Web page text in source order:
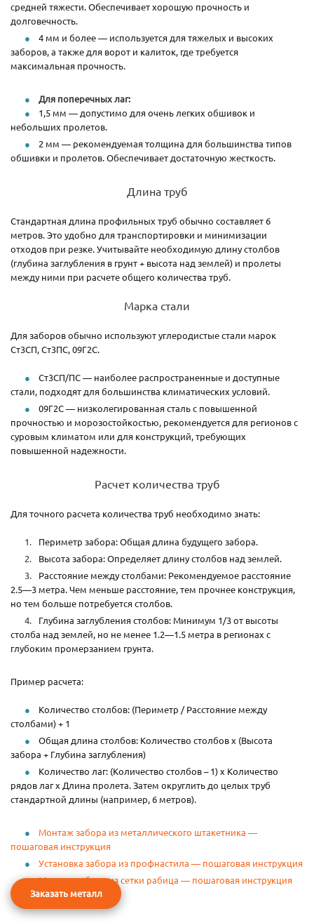
средней тяжести. Обеспечивает хорошую прочность и
долговечность.
4 мм и более — используется для тяжелых и высоких
заборов, а также для ворот и калиток, где требуется
максимальная прочность.
Для поперечных лаг:
1,5 мм — допустимо для очень легких обшивок и
небольших пролетов.
2 мм — рекомендуемая толщина для большинства типов
обшивки и пролетов. Обеспечивает достаточную жесткость.
Длина труб
Стандартная длина профильных труб обычно составляет 6
метров. Это удобно для транспортировки и минимизации
отходов при резке. Учитывайте необходимую длину столбов
(глубина заглубления в грунт + высота над землей) и пролеты
между ними при расчете общего количества труб.
Марка стали
Для заборов обычно используют углеродистые стали марок
Ст3СП, Ст3ПС, 09Г2С.
Ст3СП/ПС — наиболее распространенные и доступные
стали, подходят для большинства климатических условий.
09Г2С — низколегированная сталь с повышенной
прочностью и морозостойкостью, рекомендуется для регионов с
суровым климатом или для конструкций, требующих
повышенной надежности.
Расчет количества труб
Для точного расчета количества труб необходимо знать:
Периметр забора: Общая длина будущего забора.
Высота забора: Определяет длину столбов над землей.
Расстояние между столбами: Рекомендуемое расстояние
2.5—3 метра. Чем меньше расстояние, тем прочнее конструкция,
но тем больше потребуется столбов.
Глубина заглубления столбов: Минимум 1/3 от высоты
столба над землей, но не менее 1.2—1.5 метра в регионах с
глубоким промерзанием грунта.
Пример расчета:
Количество столбов: (Периметр / Расстояние между
столбами) + 1
Общая длина столбов: Количество столбов х (Высота
забора + Глубина заглубления)
Количество лаг: (Количество столбов – 1) х Количество
рядов лаг х Длина пролета. Затем округлить до целых труб
стандартной длины (например, 6 метров).
Монтаж забора из металлического штакетника —
пошаговая инструкция
Установка забора из профнастила — пошаговая инструкция
Монтаж забора из сетки рабица — пошаговая инструкция
Заказать металл